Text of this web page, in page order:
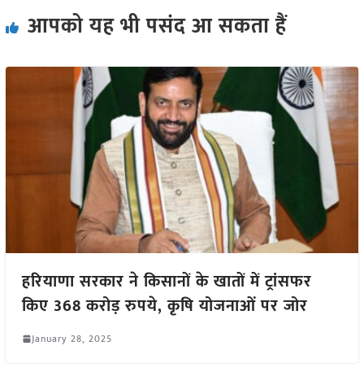
आपको यह भी पसंद आ सकता हैं
हरियाणा सरकार ने किसानों के खातों में ट्रांसफर
किए 368 करोड़ रुपये, कृषि योजनाओं पर जोर
January 28, 2025